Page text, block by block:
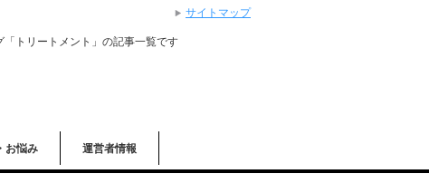
「トリートメント」の記事一覧です
お悩み 運営者情報
サイトマップ